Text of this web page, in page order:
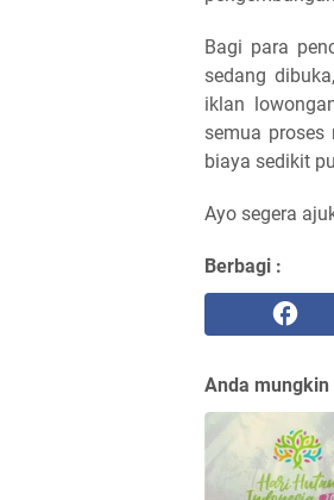
Bagi para
sedang
iklan
semua
biaya sedikit
Ayo segera
Berbagi :
Anda